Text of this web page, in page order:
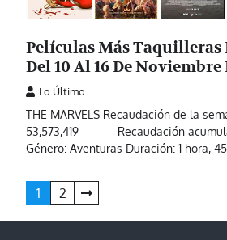
Películas Más Taquilleras
Del 10 Al 16 De Noviembre
Lo Último
THE MARVELS Recaudación de la
53,573,419 Recaudación
Género: Aventuras Duración: 1 hora,
Paginación
de
1 2